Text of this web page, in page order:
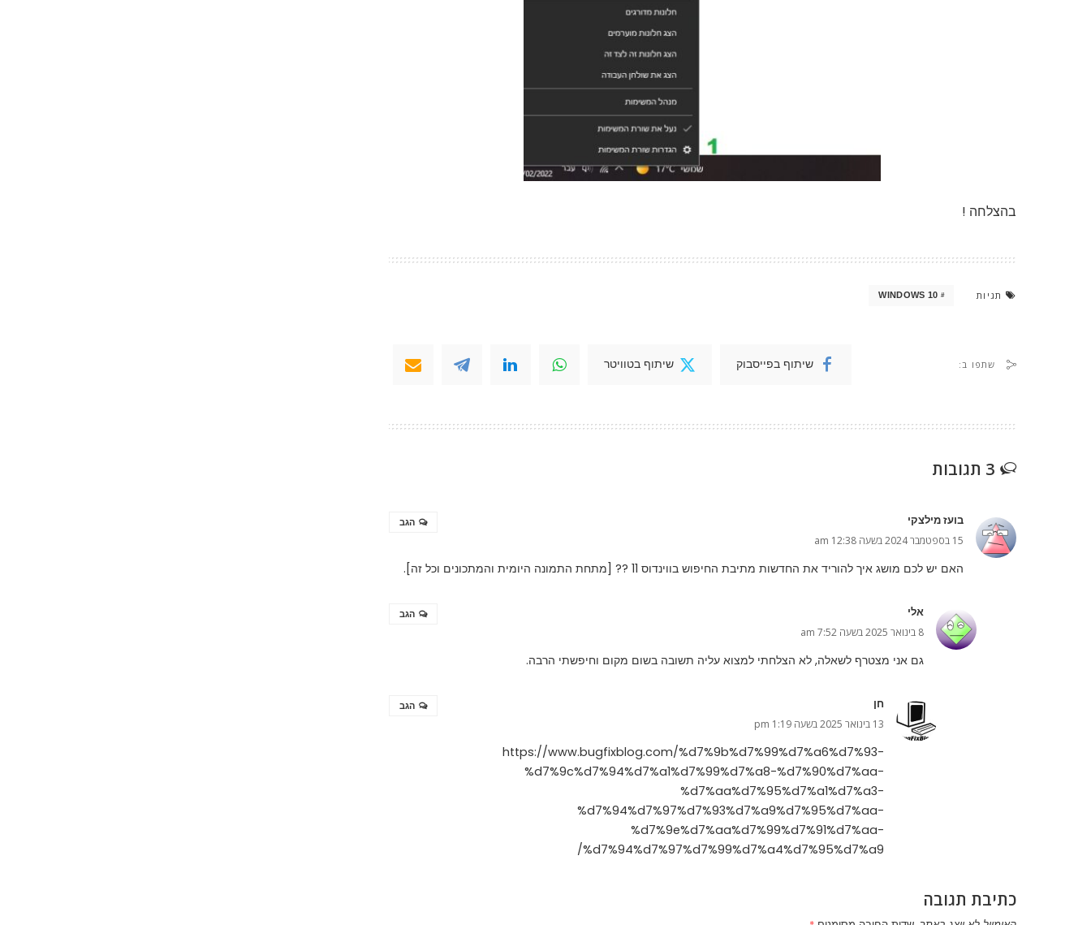
בהצלחה !
תגיות WINDOWS 10
שתפו ב: שיתוף בפייסבוק שיתוף בטוויטר
3 תגובות
בועז מילצקי
15 בספטמבר 2024 בשעה 12:38 am
האם יש לכם מושג איך להוריד את החדשות מתיבת החיפוש בווינדוס 11 ?? [מתחת התמונה היומית והמתכונים וכל זה].
הגב
אלי
8 בינואר 2025 בשעה 7:52 am
גם אני מצטרף לשאלה, לא הצלחתי למצוא עליה תשובה בשום מקום וחיפשתי הרבה.
הגב
חן
13 בינואר 2025 בשעה 1:19 pm
https://www.bugfixblog.com/%d7%9b%d7%99%d7%a6%d7%93-
%d7%9c%d7%94%d7%a1%d7%99%d7%a8-%d7%90%d7%aa-
%d7%aa%d7%95%d7%a1%d7%a3-
%d7%94%d7%97%d7%93%d7%a9%d7%95%d7%aa-
%d7%9e%d7%aa%d7%99%d7%91%d7%aa-
%d7%94%d7%97%d7%99%d7%a4%d7%95%d7%a9/
הגב
כתיבת תגובה